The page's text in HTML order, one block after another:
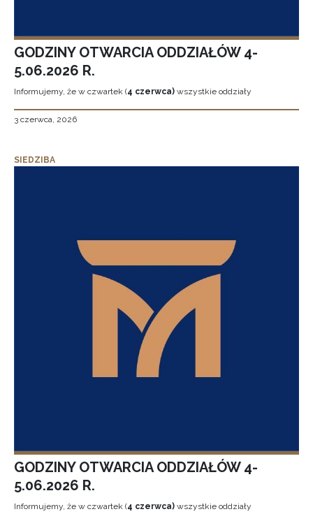
GODZINY OTWARCIA ODDZIAŁÓW 4-
5.06.2026 R.
Informujemy, że w czwartek (4 czerwca) wszystkie oddziały
3 czerwca, 2026
SIEDZIBA
GODZINY OTWARCIA ODDZIAŁÓW 4-
5.06.2026 R.
Informujemy, że w czwartek (4 czerwca) wszystkie oddziały